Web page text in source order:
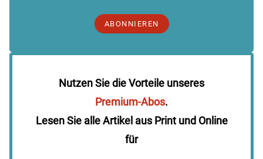
ABONNIEREN
Nutzen Sie die Vorteile unseres
Premium-Abos.
Lesen Sie alle Artikel aus Print und Online
für